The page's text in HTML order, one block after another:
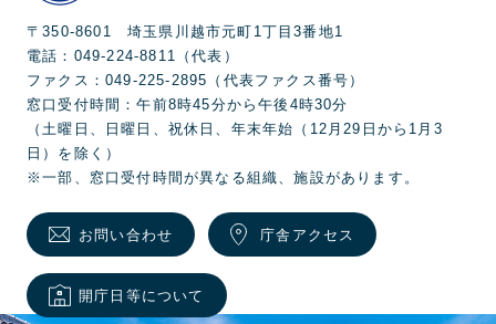
〒350-8601 埼玉県川越市元町1丁目3番地1
電話：049-224-8811（代表）
ファクス：049-225-2895（代表ファクス番号）
窓口受付時間：午前8時45分から午後4時30分
（土曜日、日曜日、祝休日、年末年始（12月29日から1月3
日）を除く）
※一部、窓口受付時間が異なる組織、施設があります。
お問い合わせ 庁舎アクセス
開庁日等について